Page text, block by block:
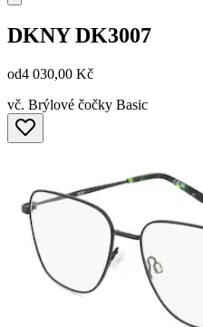
DKNY DK3007
od4 030,00 Kč
vč. Brýlové čočky Basic